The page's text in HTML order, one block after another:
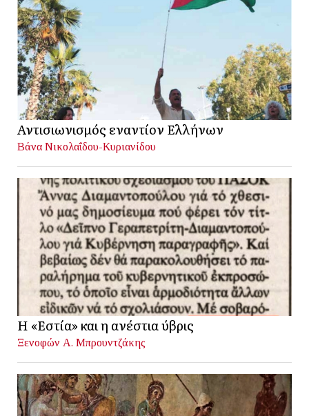
Αντισιωνισμός εναντίον Ελλήνων
Βάνα Νικολαΐδου-Κυριανίδου
Η «Εστία» και η ανέστια ύβρις
Ξενοφών Α. Μπρουντζάκης